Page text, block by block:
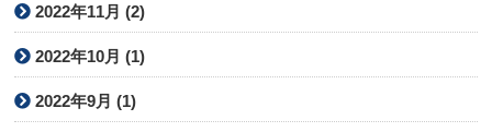
2022年11月 (2)
2022年10月 (1)
2022年9月 (1)